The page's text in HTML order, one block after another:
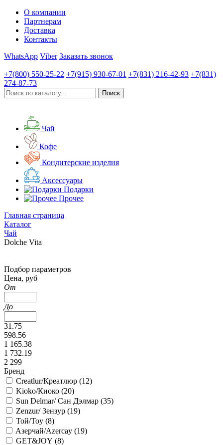
О компании
Партнерам
Доставка
Контакты
WhatsApp Viber Заказать звонок
+7(800) 550-25-22 +7(915) 930-67-01 +7(831) 216-42-93 +7(831)
274-87-73
Чай
Кофе
Кондитерские изделия
Аксессуары
Подарки
Прочее
Главная страница
Каталог
Чай
Dolche Vita
Подбор параметров
Цена, руб
От
До
31.75
598.56
1 165.38
1 732.19
2 299
Бренд
Creatlur/Креатлюр (12)
Kioko/Киоко (20)
Sun Delmar/ Сан Дэлмар (35)
Zenzur/ Зензур (19)
Той/Toy (8)
Aзерчай/Azercay (19)
GET&JOY (8)